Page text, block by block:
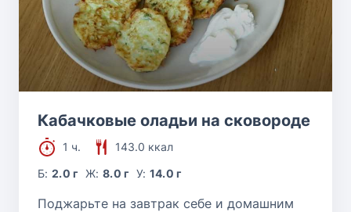
Кабачковые оладьи на сковороде
1 ч.
143.0 ккал
Б:2.0 г Ж: 8.0 г У: 14.0 г
Поджарьте на завтрак себе и домашним